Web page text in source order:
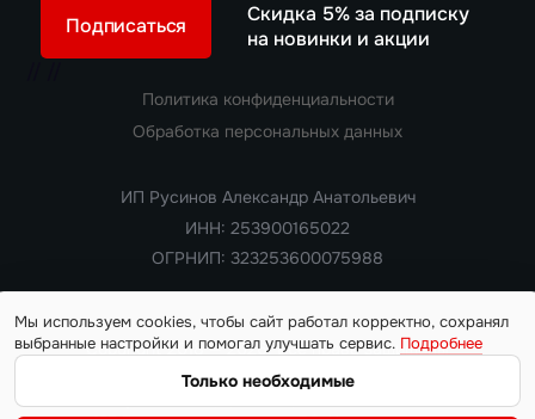
Скидка 5% за подписку
на новинки и акции
Подписаться
Copyright 2018 — 2026. Все права защищены
Информация на сайте носит ознакомительный характер и не
Политика конфиденциальности
Обработка персональных данных
ИП Русинов Александр Анатольевич
ИНН: 253900165022
ОГРНИП: 323253600075988
Мы используем cookies, чтобы сайт работал корректно, сохранял
выбранные настройки и помогал улучшать сервис. Подробнее
Только необходимые